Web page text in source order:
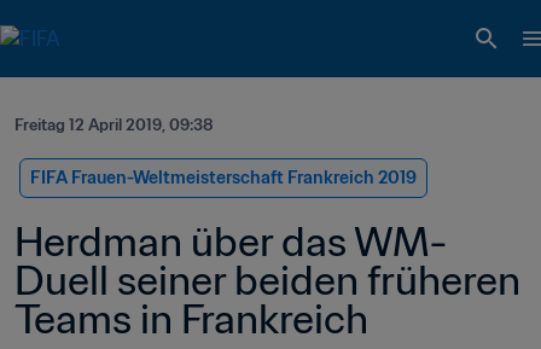
Freitag 12 April 2019, 09:38
FIFA Frauen-Weltmeisterschaft Frankreich 2019
Herdman über das WM-
Duell seiner beiden früheren
Teams in Frankreich